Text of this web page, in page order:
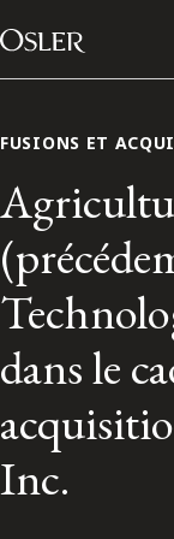
Passer au contenu
Main
Réseau des
Contactez-nous
FUSIONS ET
dans le
Inc.